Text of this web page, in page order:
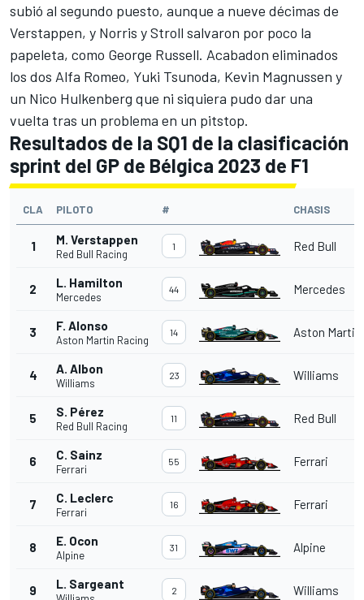
subió al segundo puesto, aunque a nueve décimas de
Verstappen, y Norris y Stroll salvaron por poco la
papeleta, como George Russell. Acabadon eliminados
los dos Alfa Romeo, Yuki Tsunoda, Kevin Magnussen y
un Nico Hulkenberg que ni siquiera pudo dar una
vuelta tras un problema en un pitstop.
Resultados de la SQ1 de la clasificación
sprint del GP de Bélgica 2023 de F1
CLA PILOTO # CHASIS
1 M. Verstappen
Red Bull Racing
1 Red Bull
2 L. Hamilton
Mercedes
44 Mercedes
3 F. Alonso
Aston Martin Racing
14 Aston Martin
4 A. Albon
Williams
23 Williams
5 S. Pérez
Red Bull Racing
11 Red Bull
6 C. Sainz
Ferrari
55 Ferrari
7 C. Leclerc
Ferrari
16 Ferrari
8 E. Ocon
Alpine
31 Alpine
9 L. Sargeant 2 Williams